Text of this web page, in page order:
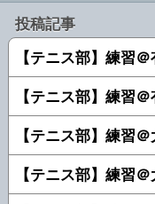
投稿記事
【テニス部】練習
【テニス部】練習